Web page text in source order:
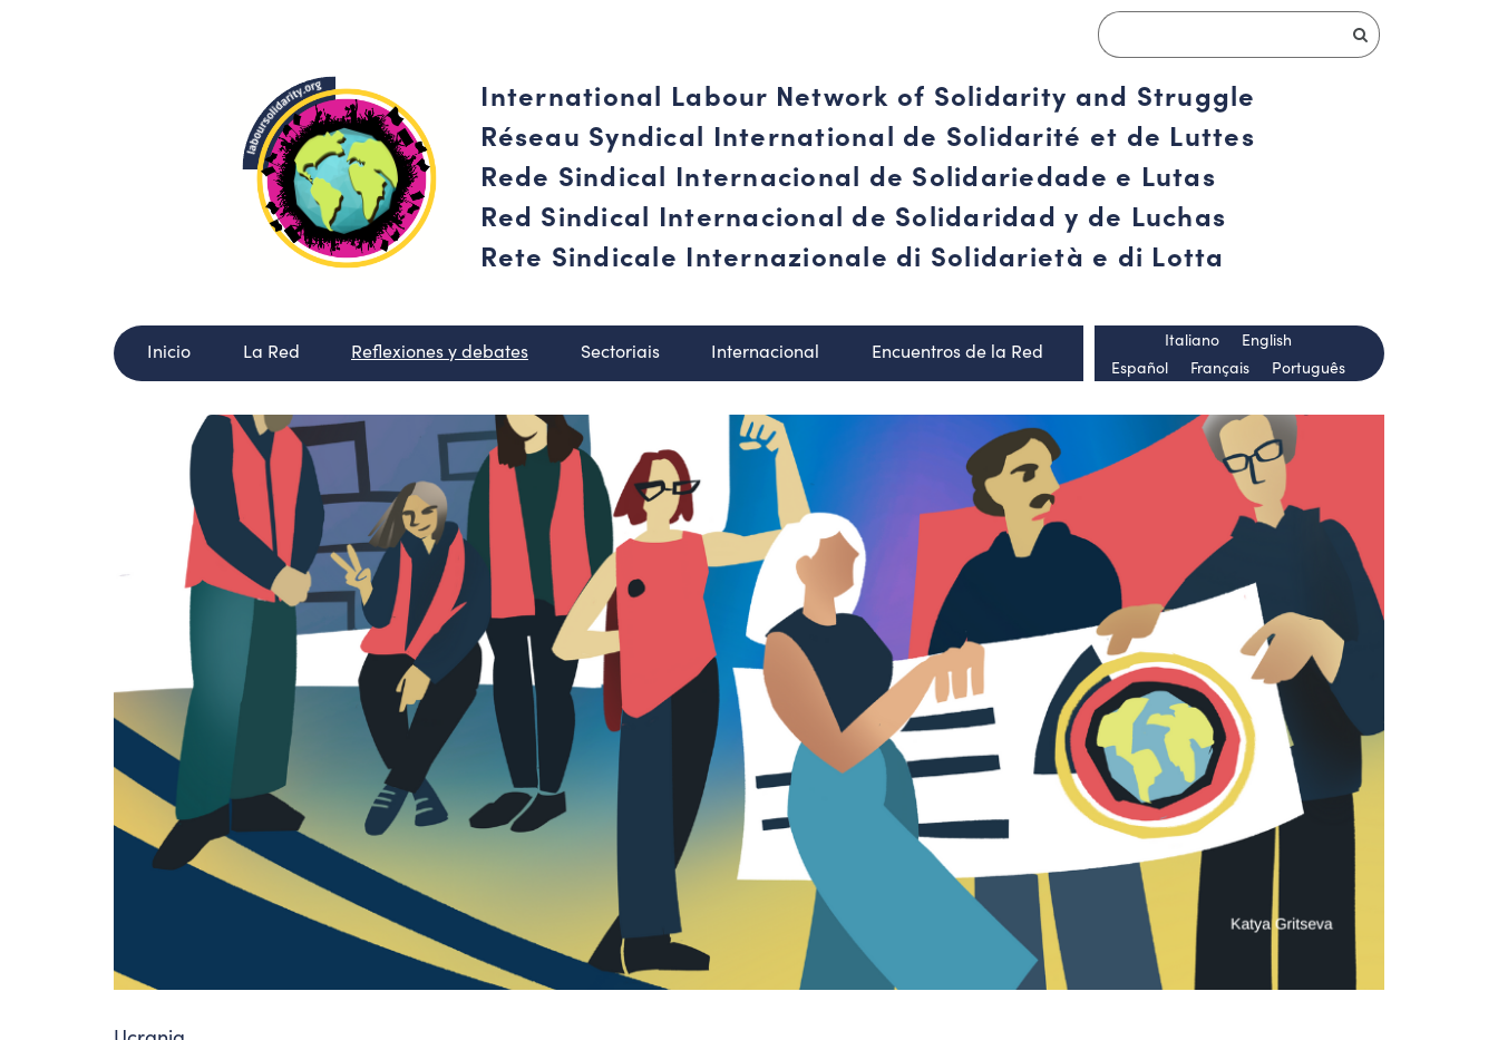
International Labour Network of Solidarity and Struggle
Réseau Syndical International de Solidarité et de Luttes
Rede Sindical Internacional de Solidariedade e Lutas
Red Sindical Internacional de Solidaridad y de Luchas
Rete Sindicale Internazionale di Solidarietà e di Lotta
Inicio La Red Reflexiones y debates Sectoriais Internacional Encuentros de la Red
Español Français Português
Italiano English